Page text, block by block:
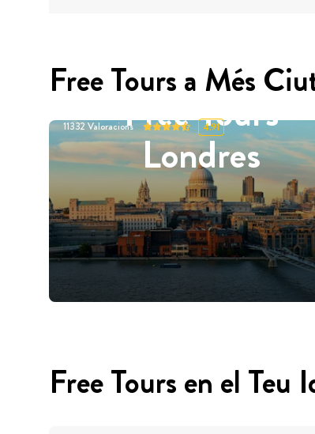
Free Tours a Més
Free Tours
Londres
11332 Valoracions 4.91
Free Tours en el Teu